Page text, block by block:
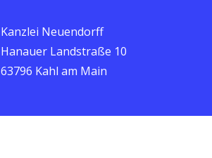
Kanzlei Neuendorff
Hanauer Landstraße 10
63796 Kahl am Main